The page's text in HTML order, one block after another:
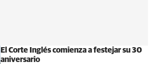
El Corte Inglés comienza a festejar su 30
aniversario